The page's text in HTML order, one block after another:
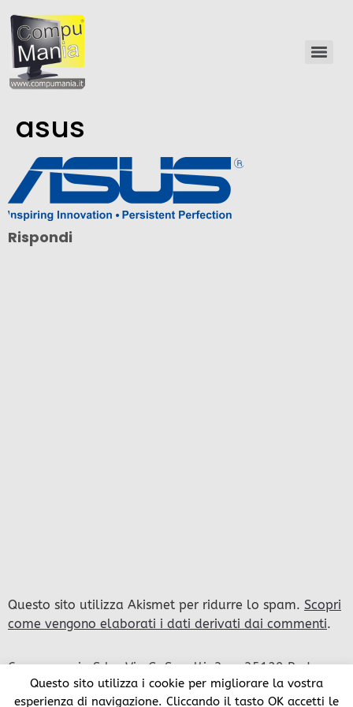
asus
Rispondi
Questo sito utilizza Akismet per ridurre lo spam. Scopri
come vengono elaborati i dati derivati dai commenti.
Compumania Srl – Via G. Savelli, 3c – 35129 Padova –
Italy Cap. Soc. 100.000 € i.v. – CCIAPP Padova 202708
Questo sito utilizza i cookie per migliorare la vostra
esperienza di navigazione. Cliccando il tasto OK accetti le